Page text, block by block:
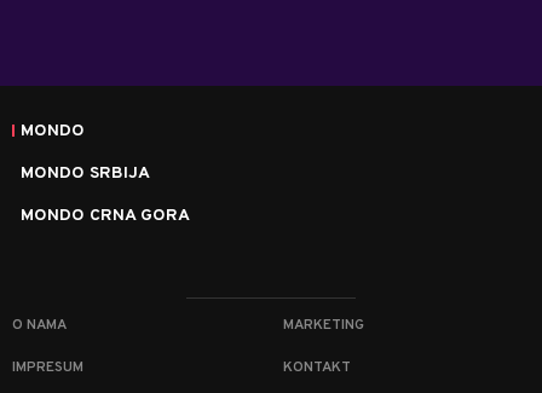
MONDO
MONDO SRBIJA
MONDO CRNA GORA
O NAMA MARKETING
IMPRESUM KONTAKT